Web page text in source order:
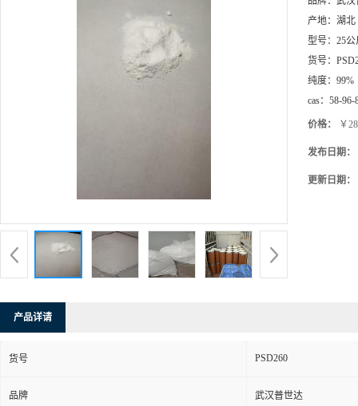
产地： 湖北
型号： 25公
货号：
纯度： 99%
cas： 58-96-
价格： ￥
发布日期：
更新日期：
产品详请
货号 PSD260
品牌 武汉普世达